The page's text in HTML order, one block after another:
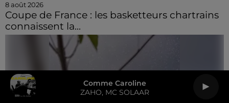
Comme Caroline
ZAHO, MC SOLAAR
8 août 2026
Coupe de France : les basketteurs chartrains
connaissent la...